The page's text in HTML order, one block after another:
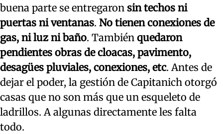
buena parte se entregaron sin techos ni
puertas ni ventanas. No tienen conexiones de
gas, ni luz ni baño. También quedaron
pendientes obras de cloacas, pavimento,
desagües pluviales, conexiones, etc. Antes de
dejar el poder, la gestión de Capitanich otorgó
casas que no son más que un esqueleto de
ladrillos. A algunas directamente les falta
todo.